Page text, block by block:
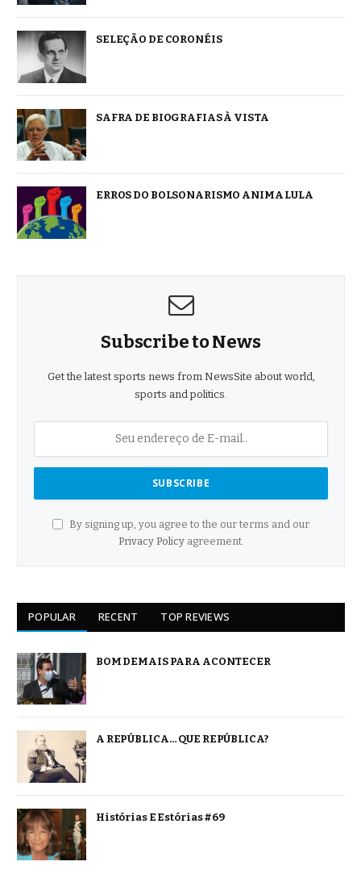
SELEÇÃO DE CORONÉIS
SAFRA DE BIOGRAFIAS À VISTA
ERROS DO BOLSONARISMO ANIMA LULA
Subscribe to News
Get the latest sports news from NewsSite about world,
sports and politics.
By signing up, you agree to the our terms and our
Privacy Policyagreement.
POPULAR RECENT TOP REVIEWS
BOM DEMAIS PARA ACONTECER
A REPÚBLICA… QUE REPÚBLICA?
Histórias E Estórias #69